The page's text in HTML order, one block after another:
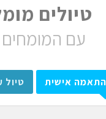
טיולים
עם המומחים
אישית